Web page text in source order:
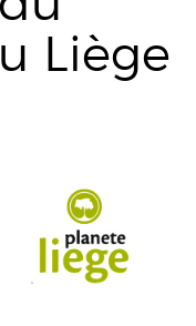
Liège